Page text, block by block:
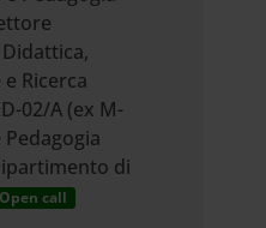
Ricerca
02/A (ex M-
di
Open call